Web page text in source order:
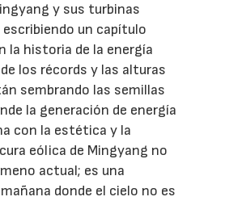
y sus turbinas
un capítulo
la historia de la energía
los récords y las alturas
sembrando las semillas
la generación de energía
con la estética y la
eólica de Mingyang no
actual; es una
donde el cielo no es